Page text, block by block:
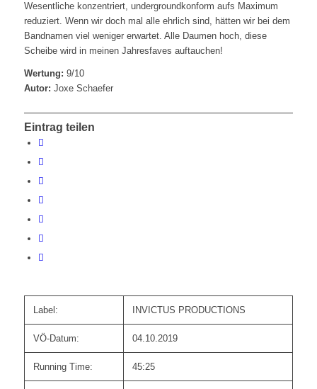
Wesentliche konzentriert, undergroundkonform aufs Maximum
reduziert. Wenn wir doch mal alle ehrlich sind, hätten wir bei dem
Bandnamen viel weniger erwartet. Alle Daumen hoch, diese
Scheibe wird in meinen Jahresfaves auftauchen!
Wertung: 9/10
Autor: Joxe Schaefer
Eintrag teilen
Label: INVICTUS PRODUCTIONS
VÖ-Datum: 04.10.2019
Running Time: 45:25